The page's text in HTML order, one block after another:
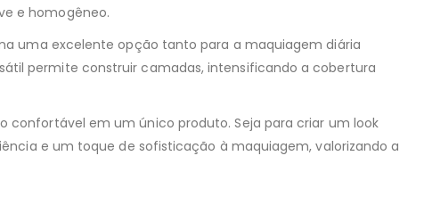
e homogêneo.
uma excelente opção tanto para a maquiagem diária
permite construir camadas, intensificando a cobertura
confortável em um único produto. Seja para criar um look
e um toque de sofisticação à maquiagem, valorizando a